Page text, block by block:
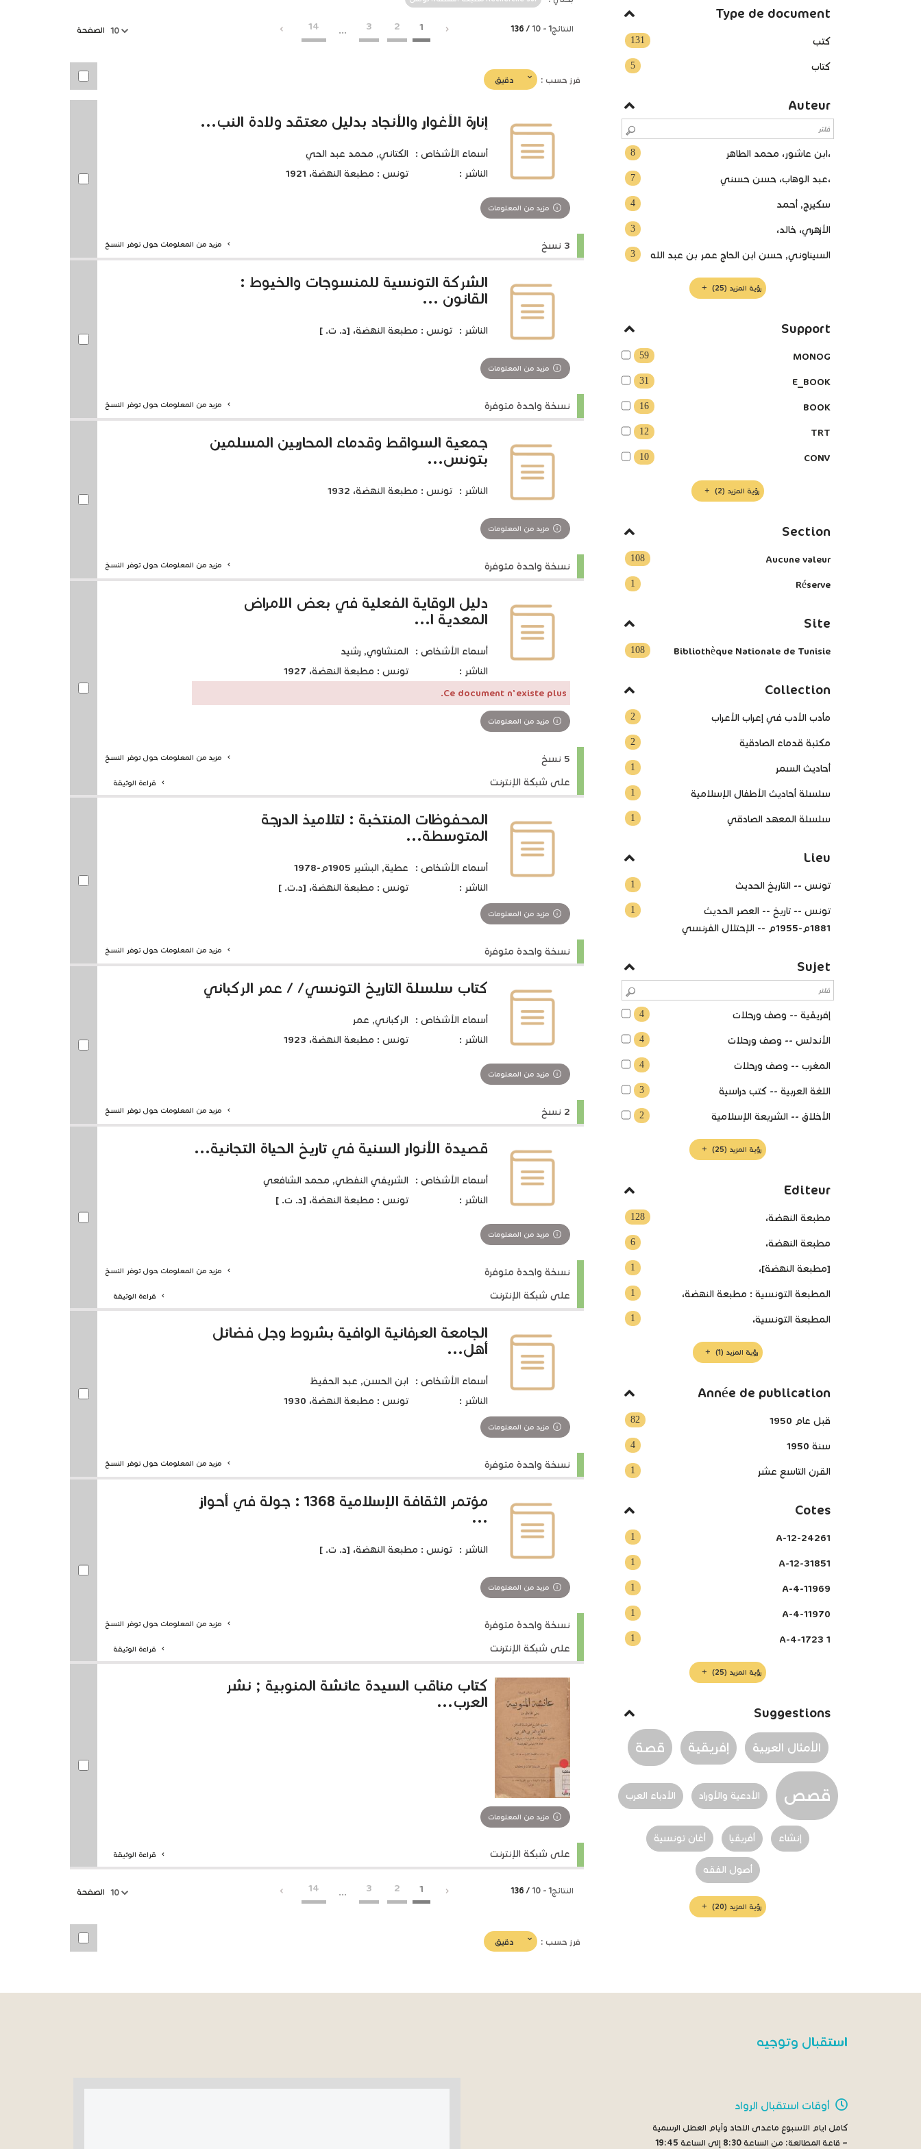
النتائج1
-
10
/ 136
1
2
3
...
14
10 الصفحة
فرز حسب : (imediatدقيق
إنارة الأغوار والأنجاد بدليل معتقد ولادة النب...
أسماء الأشخاص :
الكتاني, محمد عبد الحي
الناشر :
تونس : مطبعة النهضة، 1921
مزيد من المعلومات
3 نسخ مزيد من المعلومات حول توفر النسخ
الشركة التونسية للمنسوجات والخيوط :
القانون ...
الناشر : تونس : مطبعة النهضة، [د. ت. ]
مزيد من المعلومات
نسخة واحدة متوفرة مزيد من المعلومات حول توفر النسخ
جمعية السواقط وقدماء المحاربين المسلمين
بتونس...
الناشر : تونس : مطبعة النهضة، 1932
مزيد من المعلومات
نسخة واحدة متوفرة مزيد من المعلومات حول توفر النسخ
دليل الوقاية الفعلية في بعض الامراض
المعدية ا...
أسماء الأشخاص :
المنشاوي, رشيد
الناشر :
تونس : مطبعة النهضة، 1927
Ce document n'existe plus.
مزيد من المعلومات
5 نسخ مزيد من المعلومات حول توفر النسخ
على شبكة الإنترنت قراءة الوثيقة
المحفوظات المنتخبة : لتلاميذ الدرجة
المتوسطة...
أسماء الأشخاص :
عطية, البشير 1905م-1978
الناشر :
تونس : مطبعة النهضة، [د.ت. ]
مزيد من المعلومات
نسخة واحدة متوفرة مزيد من المعلومات حول توفر النسخ
كتاب سلسلة التاريخ التونسي/ / عمر الركباني
أسماء الأشخاص :
الركباني, عمر
الناشر :
تونس : مطبعة النهضة، 1923
مزيد من المعلومات
2 نسخ مزيد من المعلومات حول توفر النسخ
قصيدة الأنوار السنية في تاريخ الحياة التجانية...
أسماء الأشخاص :
الشريفي النفطي, محمد الشافعي
الناشر :
تونس : مطبعة النهضة، [د. ت. ]
مزيد من المعلومات
نسخة واحدة متوفرة مزيد من المعلومات حول توفر النسخ
على شبكة الإنترنت قراءة الوثيقة
الجامعة العرفانية الوافية بشروط وجل فضائل
أهل...
أسماء الأشخاص :
ابن الحسن, عبد الحفيظ
الناشر :
تونس : مطبعة النهضة، 1930
مزيد من المعلومات
نسخة واحدة متوفرة مزيد من المعلومات حول توفر النسخ
مؤتمر الثقافة الإسلامية 1368 : جولة في أحواز
...
الناشر : تونس : مطبعة النهضة، [د. ت. ]
مزيد من المعلومات
نسخة واحدة متوفرة مزيد من المعلومات حول توفر النسخ
على شبكة الإنترنت قراءة الوثيقة
كتاب مناقب السيدة عائشة المنوبية ; نشر
العرب...
مزيد من المعلومات
على شبكة الإنترنت قراءة الوثيقة
النتائج1
-
10
/ 136
1
2
3
...
14
10 الصفحة
فرز حسب : (imediatدقيق
Type de document
131 كتب
5 كتاب
Auteur
8 ،ابن عاشور، محمد الطاهر
7 ،عبد الوهاب، حسن حسني
4 سكيرج, أحمد
3 الأزهري، خالد،
3 السيناوني, حسن ابن الحاج عمر بن عبد الله
رؤية المزيد
Support
59 MONOG
31 E_BOOK
16 BOOK
12 TRT
10 CONV
رؤية المزيد
Section
108 Aucune valeur
1 Réserve
Site
108 Bibliothèque Nationale de Tunisie
Collection
2 مأدب الأدب في إعراب الأعراب
2 مكتبة قدماء الصادقية
1 أحاديث السمر
1 سلسلة أحاديث الأطفال الإسلامية
1 سلسلة المعهد الصادقي
Lieu
1 تونس -- التاريخ الحديث
1
تونس -- تاريخ -- العصر الحديث
1881م-1955م -- الإحتلال الفرنسي
Sujet
4 إفريقية -- وصف ورحلات
4 الأندلس -- وصف ورحلات
4 المغرب -- وصف ورحلات
3 اللغة العربية -- كتب دراسية
2 الأخلاق -- الشريعة الإسلامية
رؤية المزيد
Editeur
128 مطبعة النهضة،
6 مطبعة النهضة‏،
1 [مطبعة النهضة]،
1 المطبعة التونسية : مطبعة النهضة،
1 المطبعة التونسية،
رؤية المزيد
Année de publication
82 قبل عام 1950
4 سنة 1950
1 القرن التاسع عشر
Cotes
1 A-12-24261
1 A-12-31851
1 A-4-11969
1 A-4-11970
1 A-4-1723 1
رؤية المزيد
Suggestions
الأمثال العربية إفريقية قصة
قصص الأدعية والأوراد الأدباء العرب‏
إنشاء أفريقيا أغان تونسية
أصول الفقه
رؤية المزيد
استقبال وتوجيه
أوقات استقبال الرواد
كامل ايام الاسبوع ماعدى الاحاد وأيام العطل الرسمية
– قاعة المطالعة: من الساعة 8:30 إلى الساعة 19:45